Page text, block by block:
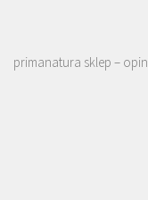
primanatura sklep –